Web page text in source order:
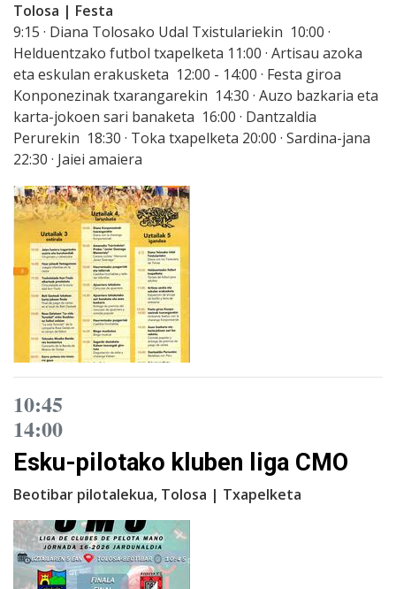
Tolosa | Festa
9:15 · Diana Tolosako Udal Txistulariekin 10:00 ·
Helduentzako futbol txapelketa 11:00 · Artisau azoka
eta eskulan erakusketa 12:00 - 14:00 · Festa giroa
Konponezinak txarangarekin 14:30 · Auzo bazkaria eta
karta-jokoen sari banaketa 16:00 · Dantzaldia
Perurekin 18:30 · Toka txapelketa 20:00 · Sardina-jana
22:30 · Jaiei amaiera
10:45
14:00
Esku-pilotako kluben liga CMO
Beotibar pilotalekua, Tolosa | Txapelketa